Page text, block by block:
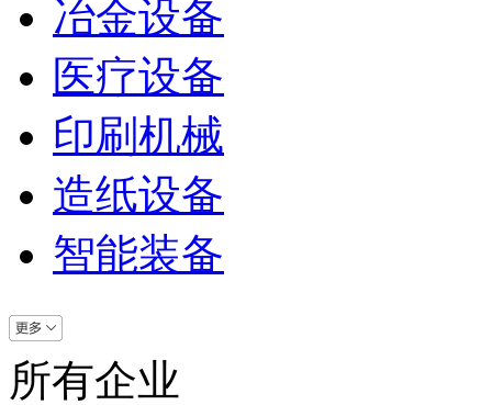
冶金设备
医疗设备
印刷机械
造纸设备
智能装备
所有企业